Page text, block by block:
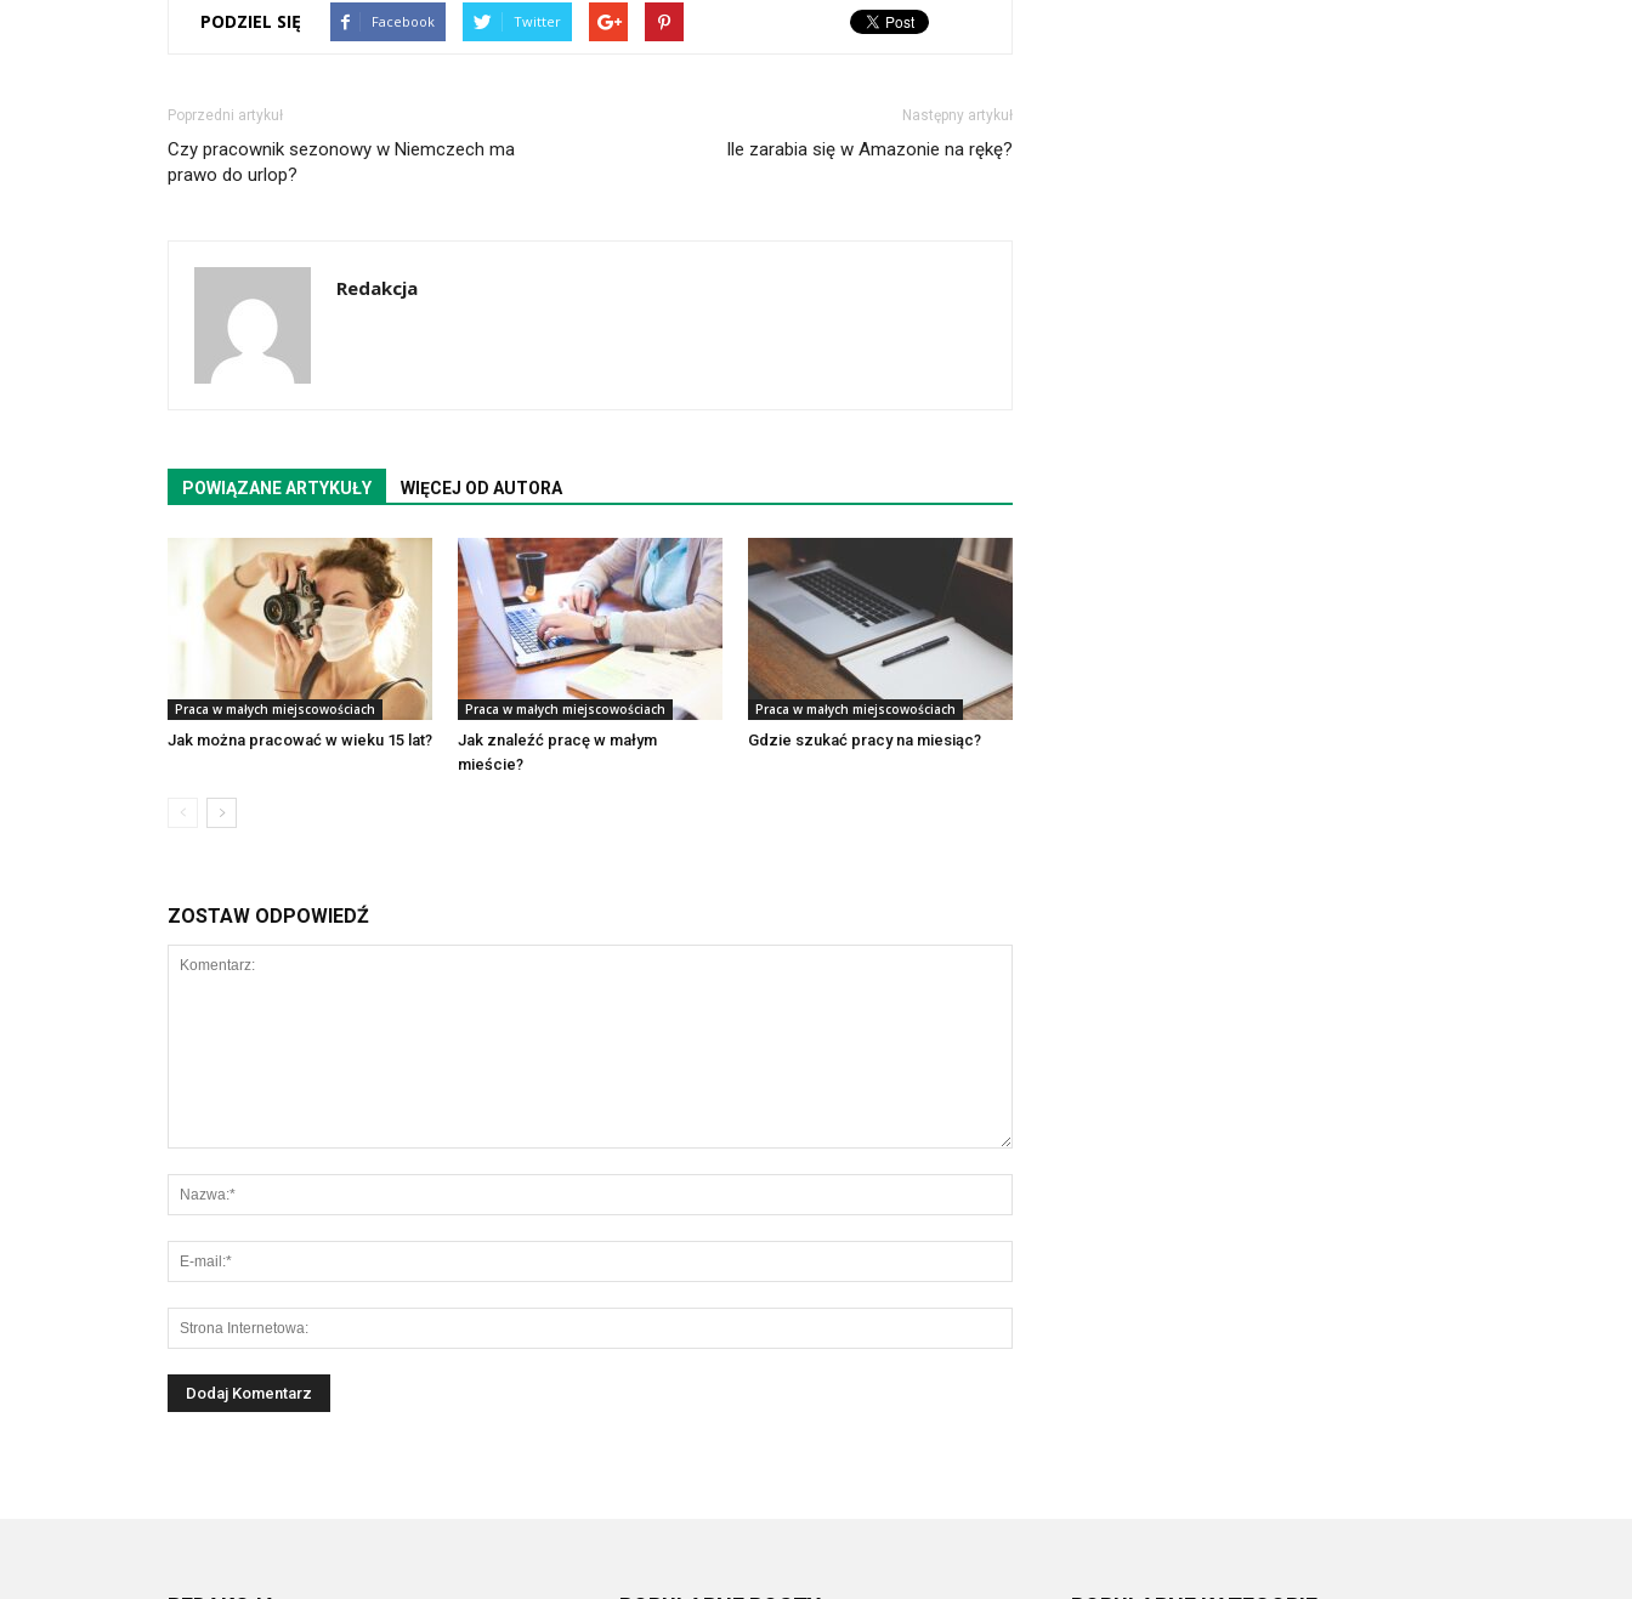
PODZIEL SIĘ Facebook Twitter
Poprzedni artykuł
Czy pracownik sezonowy w Niemczech ma
prawo do urlop?
Następny artykuł
Ile zarabia się w Amazonie na rękę?
Redakcja
POWIĄZANE ARTYKUŁY WIĘCEJ OD AUTORA
Praca w małych miejscowościach
Jak można pracować w wieku 15 lat?
Praca w małych miejscowościach
Jak znaleźć pracę w małym
mieście?
Praca w małych miejscowościach
Gdzie szukać pracy na miesiąc?
ZOSTAW ODPOWIEDŹ